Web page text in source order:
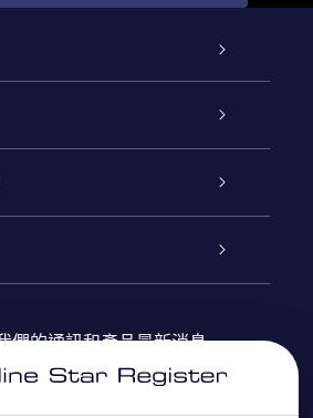
們的通訊和產品最新消息